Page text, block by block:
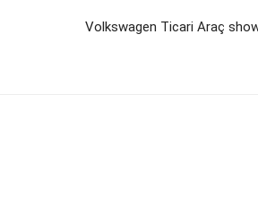
Volkswagen Ticari Araç